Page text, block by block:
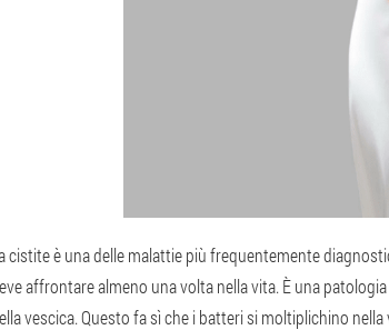
cistite è una delle malattie più frequentemente
affrontare almeno una volta nella vita. È una
vescica. Questo fa sì che i batteri si moltiplichino